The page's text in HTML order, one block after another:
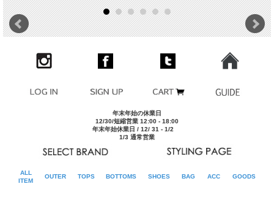
■実寸平均値（ユニセックス仕様）
サイズ
ウエスト 股上 股下 裾幅
わたり
M
70-92cm 70cm 40cm
年末年始の休業日
12/30/短縮営業 12:00 - 18:00
年末年始休業日 / 12/ 31 - 1/2
1/3 通常営業
ALL
ITEM
OUTER TOPS BOTTOMS SHOES BAG ACC GOODS